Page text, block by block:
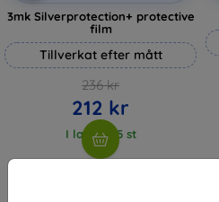
3mk Silverprotection+ protective
film
Tillverkat efter mått
236 kr
212 kr
I lager > 5 st